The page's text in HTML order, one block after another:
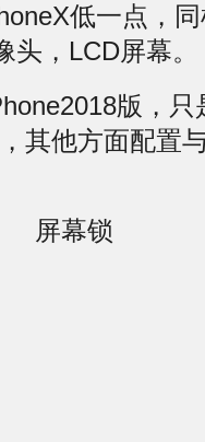
低一点，
，LCD屏幕。
版，只
其他方面配置